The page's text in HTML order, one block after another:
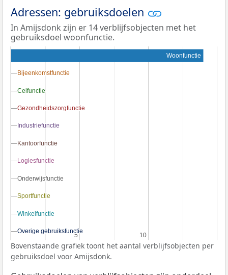
Adressen: gebruiksdoelen
In Amijsdonk zijn er 14 verblijfsobjecten met het
gebruiksdoel woonfunctie.
5
5 10
10
Woonfunctie
Bijeenkomstfunctie
Bijeenkomstfunctie
Celfunctie
Celfunctie
Gezondheidszorgfunctie
Gezondheidszorgfunctie
Industriefunctie
Industriefunctie
Kantoorfunctie
Kantoorfunctie
Logiesfunctie
Logiesfunctie
Onderwijsfunctie
Onderwijsfunctie
Sportfunctie
Sportfunctie
Winkelfunctie
Winkelfunctie
Overige gebruiksfunctie
Overige gebruiksfunctie
Bovenstaande grafiek toont het aantal verblijfsobjecten per
gebruiksdoel voor Amijsdonk.